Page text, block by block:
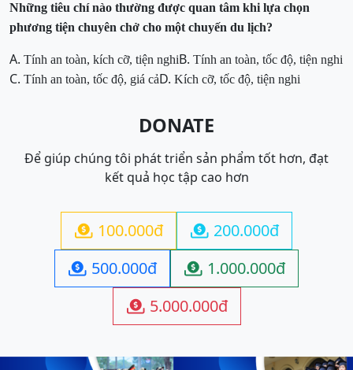
Những tiêu chí nào thường được quan tâm khi lựa chọn
phương tiện chuyên chở cho một chuyến du lịch?
A. Tính an toàn, kích cỡ, tiện nghiB. Tính an toàn, tốc độ, tiện nghi
C. Tính an toàn, tốc độ, giá cảD. Kích cỡ, tốc độ, tiện nghi
DONATE
Để giúp chúng tôi phát triển sản phẩm tốt hơn, đạt
kết quả học tập cao hơn
 100.000đ  200.000đ
 500.000đ  1.000.000đ
 5.000.000đ